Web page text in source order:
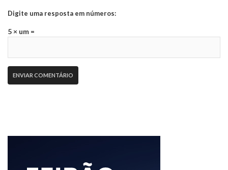
Digite uma resposta em números:
5 × um =